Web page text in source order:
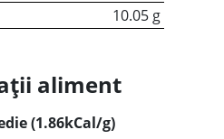
10.05 g
aliment
(1.86kCal/g)